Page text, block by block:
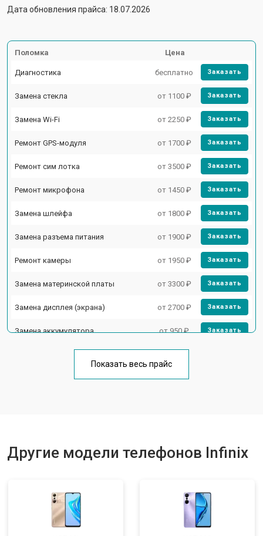
Дата обновления прайса: 18.07.2026
Поломка Цена
Диагностика бесплатно Заказать
Замена стекла от 1100 ₽ Заказать
Замена Wi-Fi от 2250 ₽ Заказать
Ремонт GPS-модуля от 1700 ₽ Заказать
Ремонт сим лотка от 3500 ₽ Заказать
Ремонт микрофона от 1450 ₽ Заказать
Замена шлейфа от 1800 ₽ Заказать
Замена разъема питания от 1900 ₽ Заказать
Ремонт камеры от 1950 ₽ Заказать
Замена материнской платы от 3300 ₽ Заказать
Замена дисплея (экрана) от 2700 ₽ Заказать
Замена аккумулятора от 950 ₽ Заказать
Ремонт цепи питания от 3200 ₽
Показать весь прайс
Другие модели телефонов Infinix